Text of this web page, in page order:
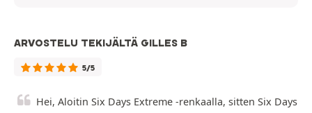
ARVOSTELU TEKIJÄLTÄ GILLES B
5/5
Hei, Aloitin Six Days Extreme -renkaalla, sitten Six Days